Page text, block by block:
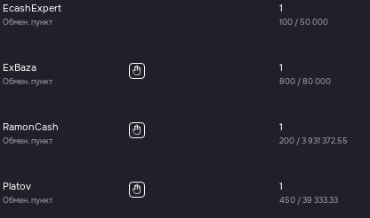
EcashExpert
Обмен. пункт
1
100 /50 000
ExBaza
Обмен. пункт
1
800 /80 000
RamonCash
Обмен. пункт
1
200 /3 931 372.55
Platov
Обмен. пункт
1
450 /39 333.33